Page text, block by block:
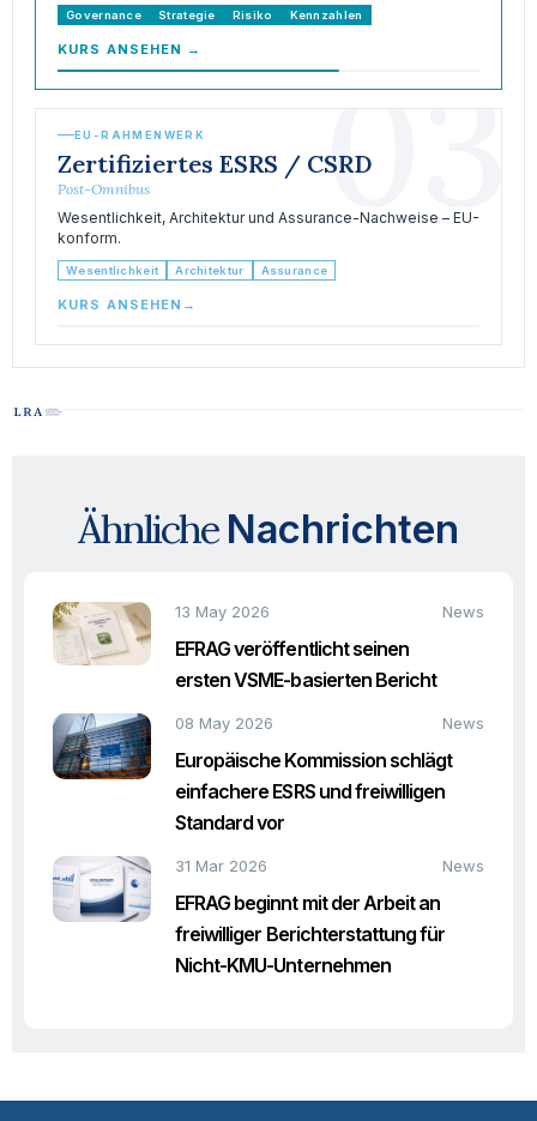
Governance Strategie Risiko Kennzahlen
KURS ANSEHEN → 03
EU-RAHMENWERK
Zertifiziertes ESRS / CSRD
Post-Omnibus
Wesentlichkeit, Architektur und Assurance-Nachweise – EU-
konform.
Wesentlichkeit Architektur Assurance
KURS ANSEHEN →
Ähnliche Nachrichten
13 May 2026 News
EFRAG veröffentlicht seinen
ersten VSME-basierten Bericht
08 May 2026 News
Europäische Kommission schlägt
einfachere ESRS und freiwilligen
Standard vor
31 Mar 2026 News
EFRAG beginnt mit der Arbeit an
freiwilliger Berichterstattung für
Nicht-KMU-Unternehmen